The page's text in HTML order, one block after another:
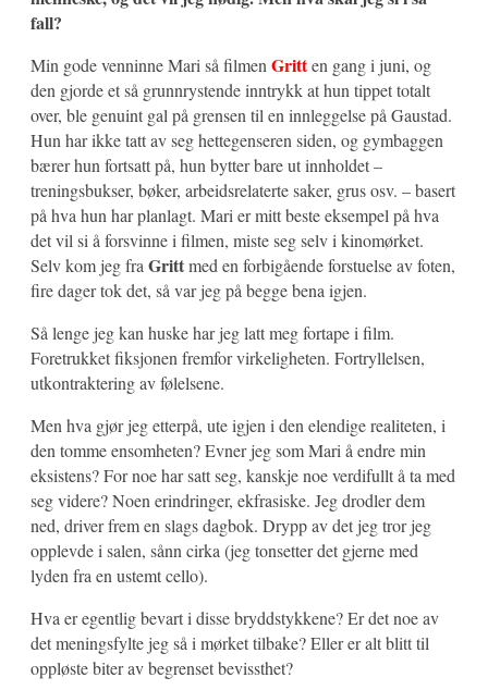
fall?
Min gode venninne Mari så filmen Gritten gang i juni, og
den gjorde et så grunnrystende inntrykk at hun tippet totalt
over, ble genuint gal på grensen til en innleggelse på Gaustad.
Hun har ikke tatt av seg hettegenseren siden, og gymbaggen
bærer hun fortsatt på, hun bytter bare ut innholdet –
treningsbukser, bøker, arbeidsrelaterte saker, grus osv. – basert
på hva hun har planlagt. Mari er mitt beste eksempel på hva
det vil si å forsvinne i filmen, miste seg selv i kinomørket.
Selv kom jeg fra Grittmed en forbigående forstuelse av foten,
fire dager tok det, så var jeg på begge bena igjen.
Så lenge jeg kan huske har jeg latt meg fortape i film.
Foretrukket fiksjonen fremfor virkeligheten. Fortryllelsen,
utkontraktering av følelsene.
Men hva gjør jeg etterpå, ute igjen i den elendige realiteten, i
den tomme ensomheten? Evner jeg som Mari å endre min
eksistens? For noe har satt seg, kanskje noe verdifullt å ta med
seg videre? Noen erindringer, ekfrasiske. Jeg drodler dem
ned, driver frem en slags dagbok. Drypp av det jeg tror jeg
opplevde i salen, sånn cirka (jeg tonsetter det gjerne med
lyden fra en ustemt cello).
Hva er egentlig bevart i disse bryddstykkene? Er det noe av
det meningsfylte jeg så i mørket tilbake? Eller er alt blitt til
oppløste biter av begrenset bevissthet?